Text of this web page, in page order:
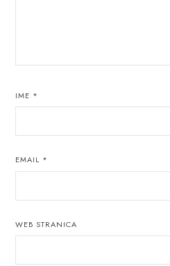
IME *
EMAIL *
WEB STRANICA